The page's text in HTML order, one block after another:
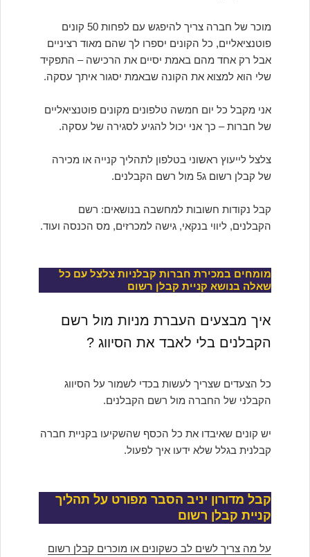
מוכר של חברה צריך להיפגש עם לפחות 50 קונים
פוטנציאליים, כל הקונים יספרו לך שהם מאוד רציניים
אבל רק אחד מהם באמת יסיים את הרכישה – התפקיד
שלי הוא למצוא את הקונה שבאמת יסגור איתך עסקה.
אני מקבל כל יום חמשה טלפונים מקונים פוטנציאליים
של חברות – כך אני יכול להגיע לסגירה של עסקה.
צלצל לייעוץ ראשוני בטלפון לתהליך קנייה או מכירה
של קבלן רשום ג5 מול רשם הקבלנים.
קבל נקודות חשובות למחשבה בנושאים: רשם
הקבלנים, ליווי בנקאי, גישה למכרזים, מס הכנסה ועוד.
מומחים במכירת חברות קבלניות צלצל עם כל
שאלה בנושא קניית קבלן רשום
איך מבצעים העברת מניות מול רשם
הקבלנים בלי לאבד את הסיווג ?
כל הצעדים שצריך לעשות בכדי לשמור על הסיווג
הקבלני של החברה מול רשם הקבלנים.
יש קונים שאיבדו את כל הכסף שהשקיעו בקניית חברה
קבלנית בגלל שלא ידעו איך לפעול.
קבל מדורון יניב הסבר מפורט על תהליך
קניית קבלן רשום
על מה צריך לשים לב כשקונים או מוכרים קבלן רשום